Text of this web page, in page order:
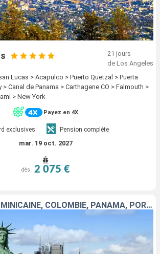
21 jours
de Los Angeles
Lucas > Acapulco > Puerto Quetzal > Puerta
Canal de Panama > Carthagene CO > Falmouth >
> New York
Payez en 4X
exclusives Pension complète
mar. 19 oct. 2027
dès 2 075 €
RÉPUBLIQUE DOMINICAINE, COLOMBIE, PANAMA, PORTO RICO, GUATEMALA, MEXIQUE, ÉTATS-UNIS, CANADA